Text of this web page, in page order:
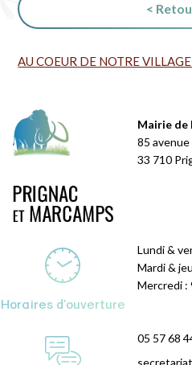
<
AU COEUR DE NOTRE
Mairie de
85
33 710
Horaires d'ouverture
Lundi &
Mardi &
Mercredi :
05 57 68